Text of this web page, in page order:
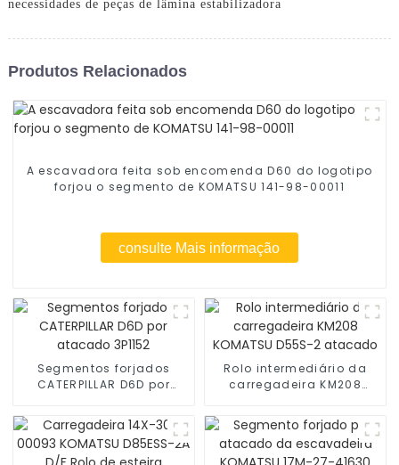
necessidades de peças de lâmina estabilizadora
Produtos Relacionados
A escavadora feita sob encomenda D60 do logotipo
forjou o segmento de KOMATSU 141-98-00011
consulte Mais informação
Segmentos forjados
CATERPILLAR D6D por
Rolo intermediário da
carregadeira KM208
atacado